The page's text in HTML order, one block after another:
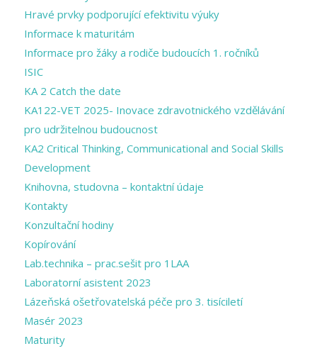
Hravé prvky podporující efektivitu výuky
Informace k maturitám
Informace pro žáky a rodiče budoucích 1. ročníků
ISIC
KA 2 Catch the date
KA122-VET 2025- Inovace zdravotnického vzdělávání
pro udržitelnou budoucnost
KA2 Critical Thinking, Communicational and Social Skills
Development
Knihovna, studovna – kontaktní údaje
Kontakty
Konzultační hodiny
Kopírování
Lab.technika – prac.sešit pro 1LAA
Laboratorní asistent 2023
Lázeňská ošetřovatelská péče pro 3. tisíciletí
Masér 2023
Maturity